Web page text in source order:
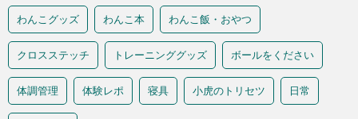
わんこグッズ わんこ本 わんこ飯・おやつ
クロスステッチ トレーニンググッズ ボールをください
体調管理 体験レポ 寝具 小虎のトリセツ 日常